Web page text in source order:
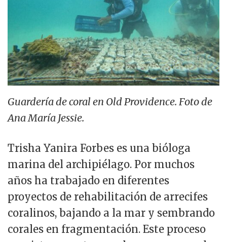
Guardería de coral en Old Providence. Foto de
Ana María Jessie.
Trisha Yanira Forbes es una bióloga
marina del archipiélago. Por muchos
años ha trabajado en diferentes
proyectos de rehabilitación de arrecifes
coralinos, bajando a la mar y sembrando
corales en fragmentación. Este proceso